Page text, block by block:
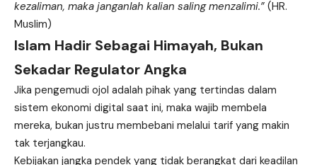
kezaliman, maka janganlah kalian saling menzalimi.” (HR.
Muslim)
Islam Hadir Sebagai Himayah, Bukan
Sekadar Regulator Angka
Jika pengemudi ojol adalah pihak yang tertindas dalam
sistem ekonomi digital saat ini, maka wajib membela
mereka, bukan justru membebani melalui tarif yang makin
tak terjangkau.
Kebijakan jangka pendek yang tidak berangkat dari keadilan